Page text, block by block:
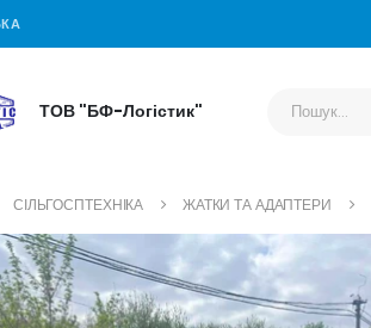
ТОВ "БФ-Логістик"
СІЛЬГОСПТЕХНІКА ЖАТКИ ТА АДАПТЕРИ